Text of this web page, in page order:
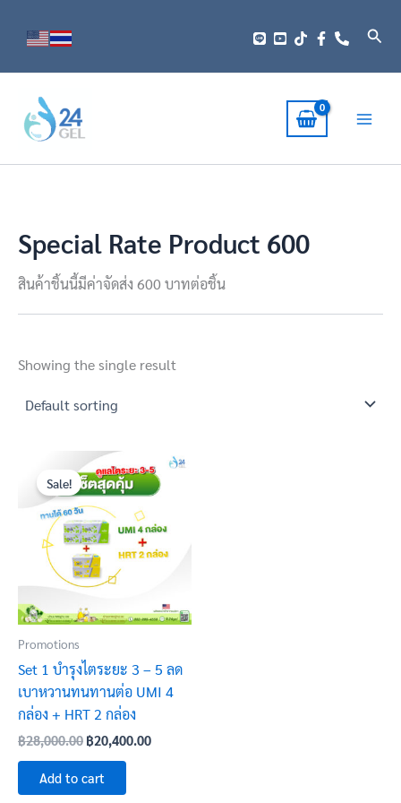
Special Rate Product 600
สินค้าชิ้นนี้มีค่าจัดส่ง 600 บาทต่อชิ้น
Showing the single result
Sale!
Promotions
Set 1 บำรุงไตระยะ 3 – 5 ลด
เบาหวานทนทานต่อ UMI 4
กล่อง + HRT 2 กล่อง
฿28,000.00
Original
price
was:
฿28,000.00.
฿20,400.00
Current
price
is:
Add to cart